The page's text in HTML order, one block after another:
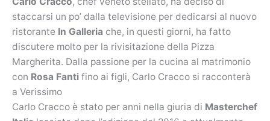
staccarsi un po’ dalla televisione per dedicarsi al nuovo
ristorante In Galleria che, in questi giorni, ha fatto
discutere molto per la rivisitazione della Pizza
Margherita. Dalla passione per la cucina al matrimonio
con Rosa Fanti fino ai figli, Carlo Cracco si racconterà
a Verissimo
Carlo Cracco è stato per anni nella giuria di Masterchef